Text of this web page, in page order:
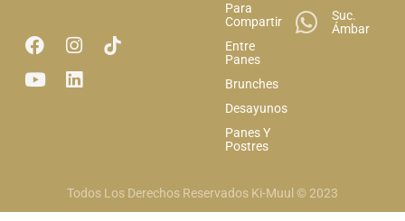
Para
Compartir
Entre
Panes
Brunches
Desayunos
Panes Y
Postres
Suc.
Ámbar
Todos Los Derechos Reservados Ki-Muul © 2023